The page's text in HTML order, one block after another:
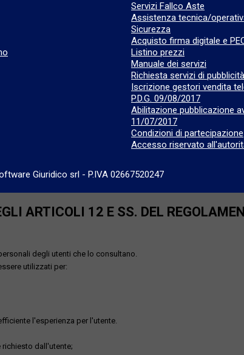
Servizi Fallco Aste
Assistenza tecnica/
Sicurezza
Acquisto firma digitale e
Listino prezzi
Manuale dei servizi
Richiesta servizi di pubblicità
Iscrizione gestori vendita
P.D.G. 09/08/2017
Abilitazione pubblicazione
11/07/2017
Condizioni di partecipazione
Accesso riservato
Giuridico srl - P.IVA 02667520247
ARTICOLI 12 E SS. DEL
degli utenti che lo consultano.
utilizzati per:
l'esperienza per l'utente.
dall'utente;